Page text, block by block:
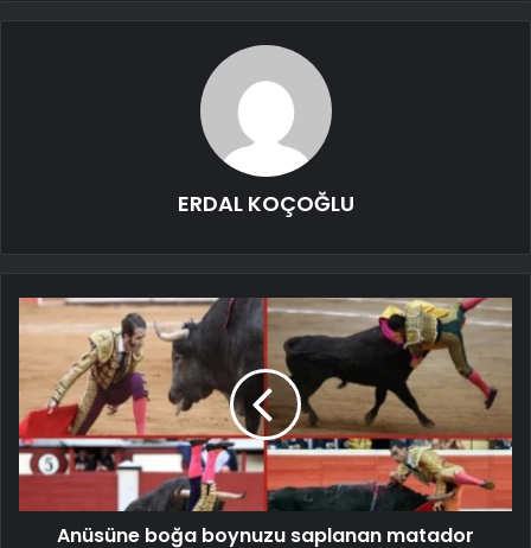
ERDAL KOÇOĞLU
Anüsüne boğa boynuzu saplanan matador